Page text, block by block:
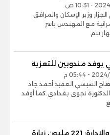
وزير الإسكان والمرافق
مع المهندس ياسر
تنم
يوفد مندوبين للتعزية
السيسي العميد أحمد جاد
نجوى بغدادي.كما أوفد
رئيس التنظيم والإدارة: 221 مليون زيارة